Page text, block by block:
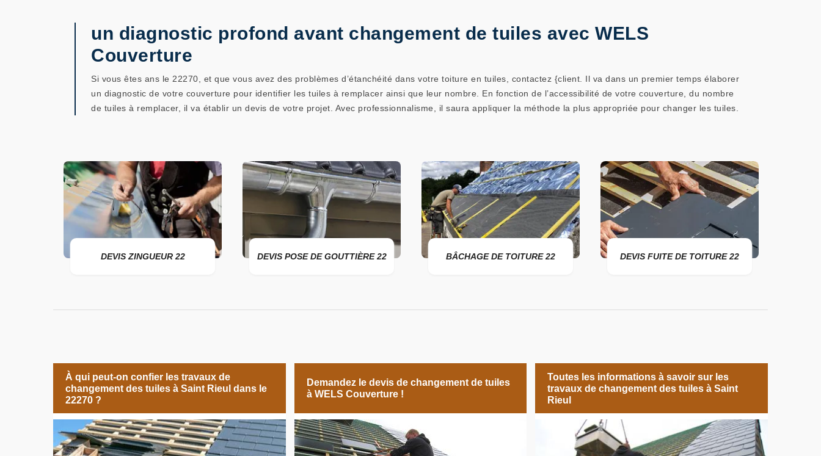
un diagnostic profond avant changement de tuiles avec WELS
Couverture
Si vous êtes ans le 22270, et que vous avez des problèmes d’étanchéité dans votre toiture en tuiles, contactez {client. Il va dans un premier temps élaborer
un diagnostic de votre couverture pour identifier les tuiles à remplacer ainsi que leur nombre. En fonction de l’accessibilité de votre couverture, du nombre
de tuiles à remplacer, il va établir un devis de votre projet. Avec professionnalisme, il saura appliquer la méthode la plus appropriée pour changer les tuiles.
DEVIS ZINGUEUR 22 DEVIS POSE DE GOUTTIÈRE 22 BÂCHAGE DE TOITURE 22 DEVIS FUITE DE TOITURE 22
À qui peut-on confier les travaux de
changement des tuiles à Saint Rieul dans le
22270 ?
Demandez le devis de changement de tuiles
à WELS Couverture !
Toutes les informations à savoir sur les
travaux de changement des tuiles à Saint
Rieul